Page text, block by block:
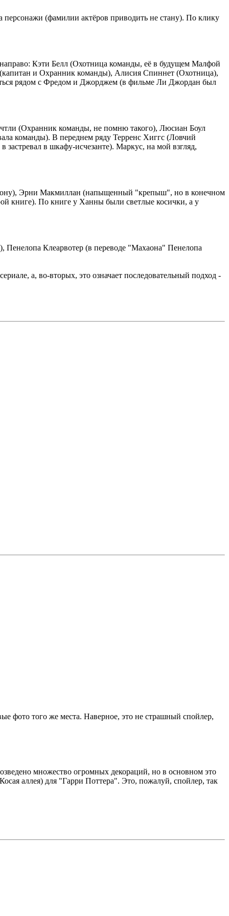
персонажи (фамилии актёров приводить не стану). По клику
Кэти Белл (Охотница команды, её в будущем Малфой
и Охранник команды), Алисия Спиннет (Охотница),
рядом с Фредом и Джорджем (в фильме Ли Джордан был
(Охранник команды, не помню такого), Люсиан Боул
команды). В переднем ряду Терренс Хиггс (Ловчий
в шкафу-исчезанте). Маркус, на мой взгляд,
Эрни Макмиллан (напыщенный "крепыш", но в конечном
книге). По книге у Ханны были светлые косички, а у
Пенелопа Клеарвотер (в переводе "Махаона" Пенелопа
а, во-вторых, это означает последовательный подход -
фото того же места. Наверное, это не страшный спойлер,
множество огромных декораций, но в основном это
аллея) для "Гарри Поттера". Это, пожалуй, спойлер, так